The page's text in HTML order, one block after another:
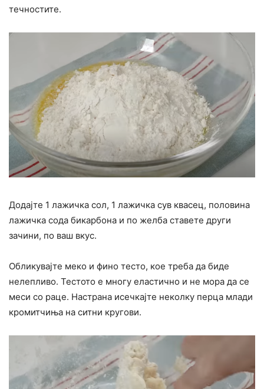
течностите.
Додајте 1 лажичка сол, 1 лажичка сув квасец, половина
лажичка сода бикарбона и по желба ставете други
зачини, по ваш вкус.
Обликувајте меко и фино тесто, кое треба да биде
нелепливо. Тестото е многу еластично и не мора да се
меси со раце. Настрана исечкајте неколку перца млади
кромитчиња на ситни кругови.